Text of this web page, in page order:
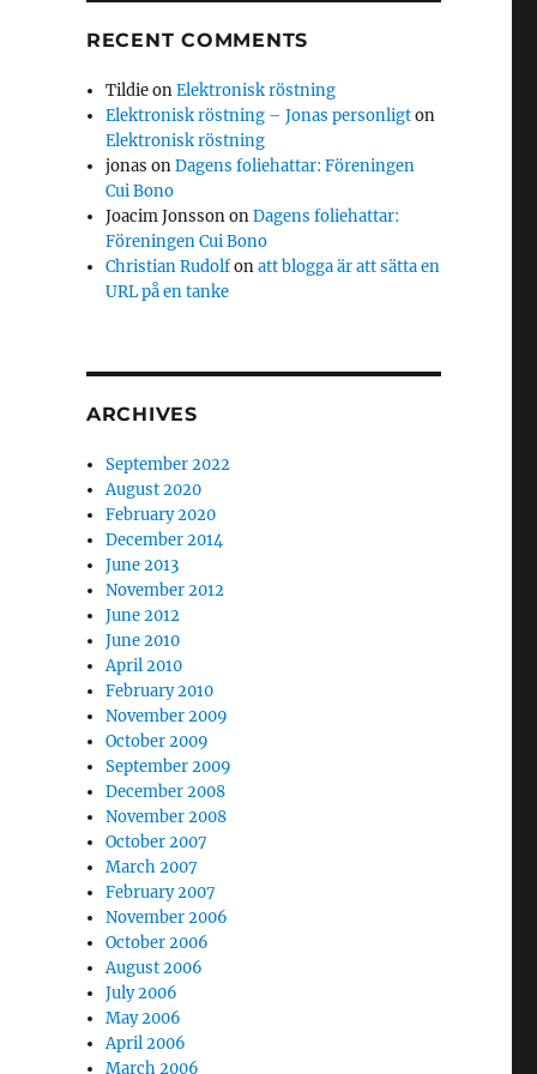
RECENT COMMENTS
TildieonElektronisk röstning
Elektronisk röstning – Jonas personligton
Elektronisk röstning
jonas onDagens foliehattar: Föreningen
Cui Bono
Joacim JonssononDagens foliehattar:
Föreningen Cui Bono
Christian Rudolfonatt blogga är att sätta en
URL på en tanke
ARCHIVES
September 2022
August 2020
February 2020
December 2014
June 2013
November 2012
June 2012
June 2010
April 2010
February 2010
November 2009
October 2009
September 2009
December 2008
November 2008
October 2007
March 2007
February 2007
November 2006
October 2006
August 2006
July 2006
May 2006
April 2006
March 2006